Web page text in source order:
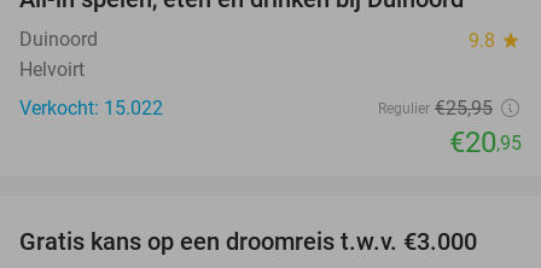
Duinoord 9.8 star
Helvoirt
Verkocht: 15.022
Regulier €25,95
€20,95
Gratis kans op een droomreis t.w.v. €3.000